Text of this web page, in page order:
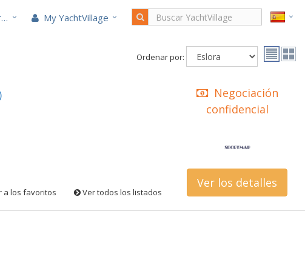
Han bajado de precio My YachtVillage
Ordenar por:
Negociación
confidencial
a los favoritos Ver todos los listados
Ver los detalles